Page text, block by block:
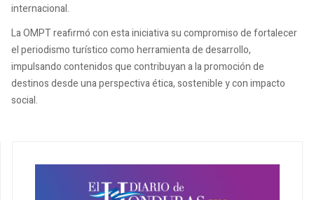
internacional.
La OMPT reafirmó con esta iniciativa su compromiso de fortalecer
el periodismo turístico como herramienta de desarrollo,
impulsando contenidos que contribuyan a la promoción de
destinos desde una perspectiva ética, sostenible y con impacto
social.